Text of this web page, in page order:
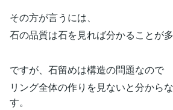
その方が言うには、
石の品質は石を見れば分かることが多
ですが、石留めは構造の問題なので
リング全体の作りを見ないと分から
す。